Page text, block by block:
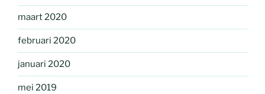
maart 2020
februari 2020
januari 2020
mei 2019